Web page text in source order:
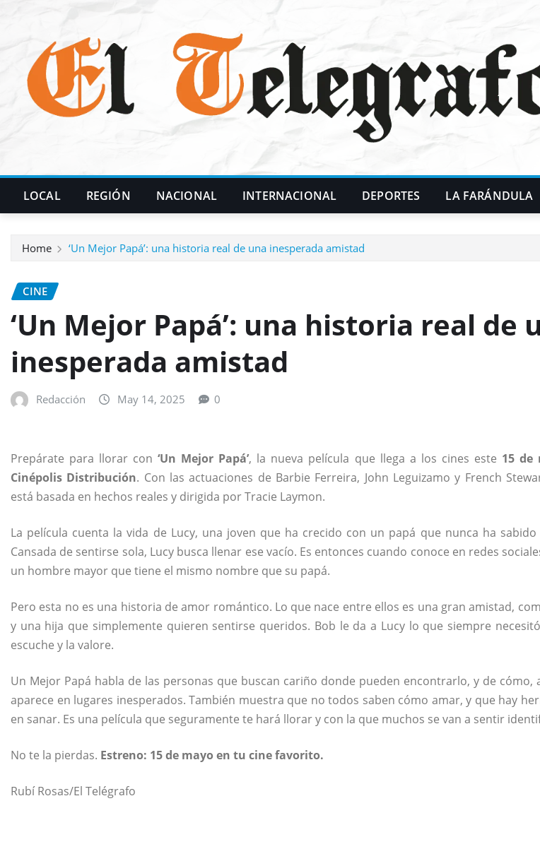
LOCAL REGIÓN NACIONAL INTERNACIONAL DEPORTES LA FARÁNDULA
Home ‘Un Mejor Papá’: una historia real de una inesperada amistad
CINE
‘Un Mejor Papá’: una historia real de
inesperada amistad
Redacción May 14, 2025 0
Prepárate para llorar con‘Un Mejor Papá’, la nueva película que llega a los cines este 15 de
Cinépolis Distribución. Con las actuaciones de Barbie Ferreira, John Leguizamo y French
está basada en hechos reales y dirigida por Tracie Laymon.
La película cuenta la vida de Lucy, una joven que ha crecido con un papá que nunca ha
Cansada de sentirse sola, Lucy busca llenar ese vacío. Es entonces cuando conoce en redes
un hombre mayor que tiene el mismo nombre que su papá.
Pero esta no es una historia de amor romántico. Lo que nace entre ellos es una gran amistad,
y una hija que simplemente quieren sentirse queridos. Bob le da a Lucy lo que siempre
escuche y la valore.
Un Mejor Papá habla de las personas que buscan cariño donde pueden encontrarlo, y de cómo,
aparece en lugares inesperados. También muestra que no todos saben cómo amar, y que hay
en sanar. Es una película que seguramente te hará llorar y con la que muchos se van a sentir
No te la pierdas. Estreno: 15 de mayo en tu cine favorito.
Rubí Rosas/El Telégrafo